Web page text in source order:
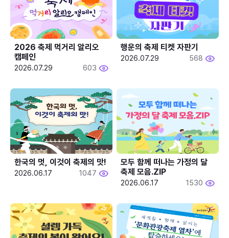
2026 축제 먹거리 알리오
캠페인
2026.07.29 603
행운의 축제 티켓 자판기
2026.07.29 568
한국의 멋, 이것이 축제의 맛!
2026.06.17 1047
모두 함께 떠나는 가정의 달
축제 모음.ZIP
2026.06.17 1530